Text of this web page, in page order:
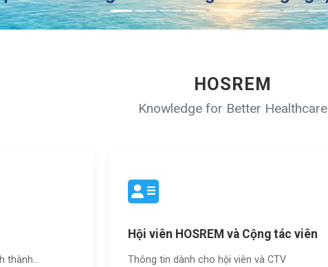
HOSREM
Knowledge for Better Healthcare
thành...
Hội viên HOSREM và Cộng tác viên
Thông tin dành cho hội viên và CTV